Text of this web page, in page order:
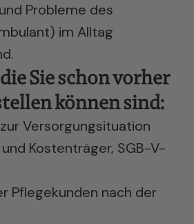
Probleme des
im Alltag
Sie schon vorher
können sind:
Versorgungsituation
Kostenträger, SGB-V-
Pflegekunden nach der